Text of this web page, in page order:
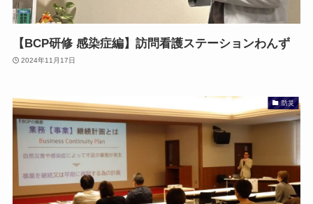
【BCP研修 感染症編】訪問看護ステーションわんず
2024年11月17日
防災